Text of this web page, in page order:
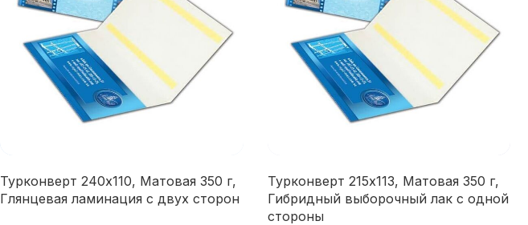
Турконверт 240х110, Матовая 350 г,
Глянцевая ламинация с двух сторон
Турконверт 215х113, Матовая 350 г,
Гибридный выборочный лак с одной
стороны